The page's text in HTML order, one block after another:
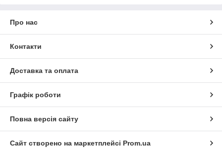
Про нас
Контакти
Доставка та оплата
Графік роботи
Повна версія сайту
Сайт створено на маркетплейсі Prom.ua